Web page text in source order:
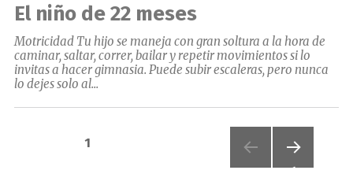
El niño de 22 meses
Motricidad Tu hijo se maneja con gran soltura a la hora de
caminar, saltar, correr, bailar y repetir movimientos si lo
invitas a hacer gimnasia. Puede subir escaleras, pero nunca
lo dejes solo al...
Paginación
PÁGINA1